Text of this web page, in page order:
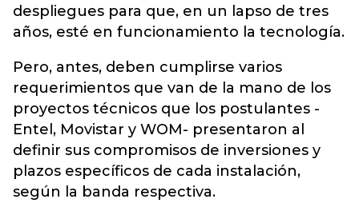
despliegues para que, en un lapso de tres
años, esté en funcionamiento la tecnología.
Pero, antes, deben cumplirse varios
requerimientos que van de la mano de los
proyectos técnicos que los postulantes -
Entel, Movistar y WOM- presentaron al
definir sus compromisos de inversiones y
plazos específicos de cada instalación,
según la banda respectiva.